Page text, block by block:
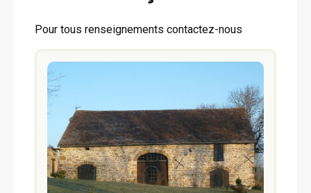
Pour tous renseignements contactez-nous